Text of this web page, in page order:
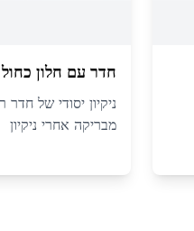
חדר עם חלון כחול
ניקיון יסודי של
מבריקה אחרי ניקיון